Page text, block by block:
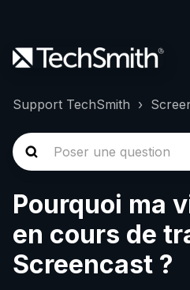
Support TechSmith
Pourquoi ma
en cours de
Screencast ?